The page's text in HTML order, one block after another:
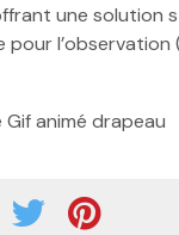
une solution
pour l’observation